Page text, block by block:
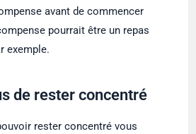
avant de commencer
pourrait être un repas
exemple.
de rester concentré
rester concentré vous